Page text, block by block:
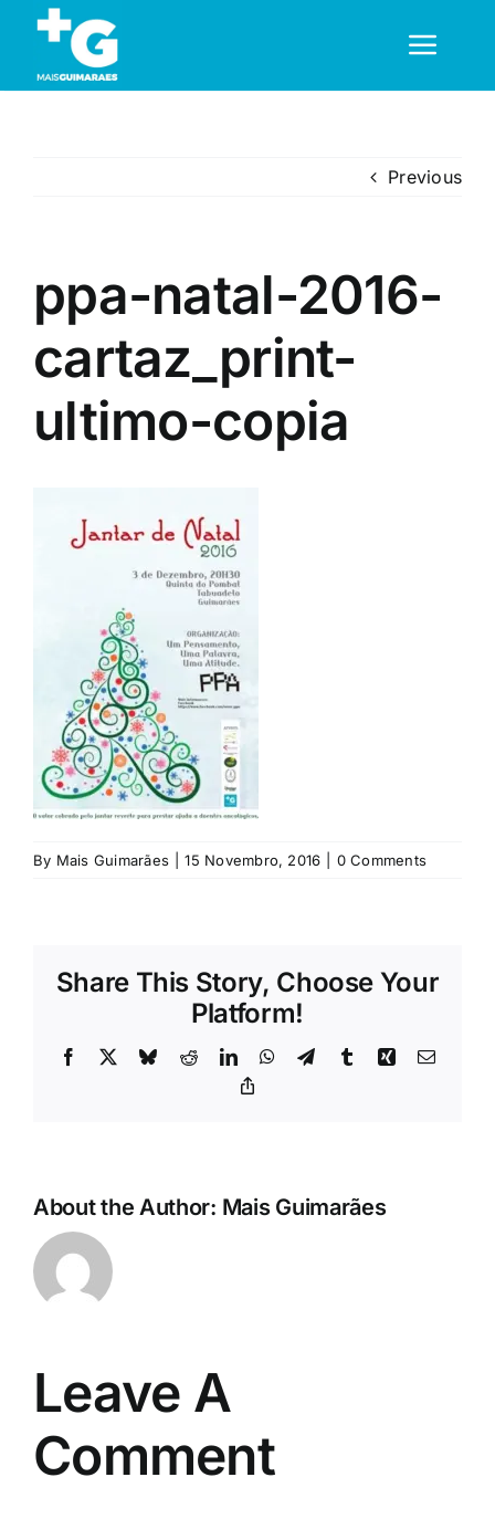
content
Desporto
Opinião
Região
Search
Previous
ppa-natal-2016-
cartaz_print-
ultimo-copia
By Mais Guimarães 15 Novembro, 2016 0 Comments
Share This Story, Choose Your
Platform!
Facebook BlueskyRedditLinkedInWhatsApp
TelegramTumblrXing Email
About the Author: Mais Guimarães
Leave A
Comment